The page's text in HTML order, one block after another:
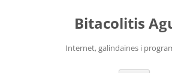
Bitacolitis
Internet, galindaines i